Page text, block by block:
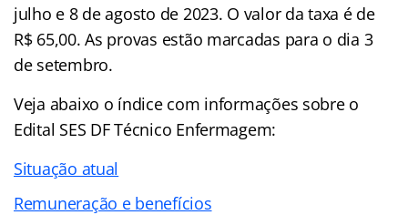
julho e 8 de agosto de 2023. O valor da taxa é de
R$ 65,00. As provas estão marcadas para o dia 3
de setembro.
Veja abaixo o índicecom informações sobre o
Edital SES DF Técnico Enfermagem:
Situação atual
Remuneração e benefícios